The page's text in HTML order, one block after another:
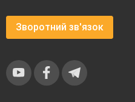
Зворотний зв'язок